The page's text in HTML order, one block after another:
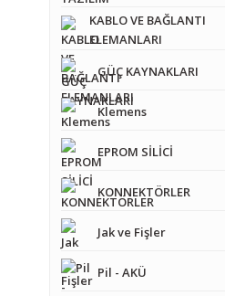
KABLO VE BAĞLANTI
ELEMANLARI
GÜÇ KAYNAKLARI
Klemens
EPROM SİLİCİ
KONNEKTÖRLER
Jak ve Fişler
Pil - AKÜ